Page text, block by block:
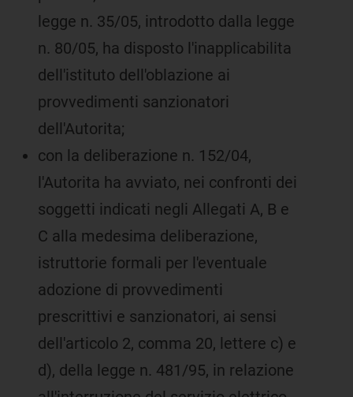
legge n. 35/05, introdotto dalla legge
n. 80/05, ha disposto l'inapplicabilita
dell'istituto dell'oblazione ai
provvedimenti sanzionatori
dell'Autorita;
con la deliberazione n. 152/04,
l'Autorita ha avviato, nei confronti dei
soggetti indicati negli Allegati A, B e
C alla medesima deliberazione,
istruttorie formali per l'eventuale
adozione di provvedimenti
prescrittivi e sanzionatori, ai sensi
dell'articolo 2, comma 20, lettere c) e
d), della legge n. 481/95, in relazione